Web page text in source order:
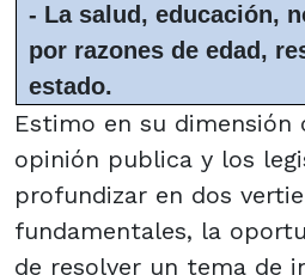
- La salud, educación,
por razones de edad,
estado.
Estimo en su
opinión publica y los
profundizar en dos
fundamentales, la
de resolver un tema de